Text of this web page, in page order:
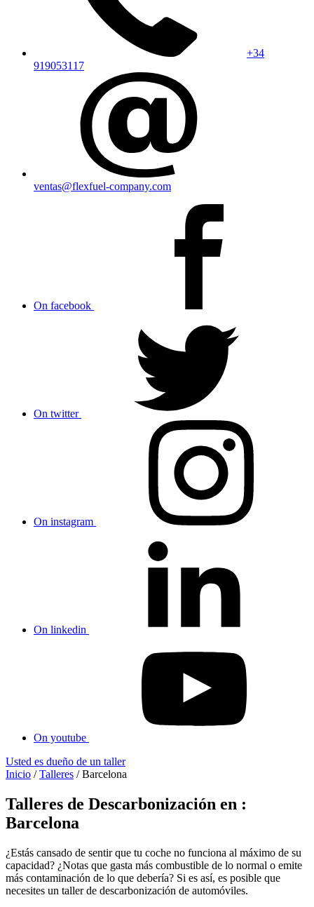
+34
919053117
ventas@flexfuel-company.com
On facebook
On twitter
On instagram
On linkedin
On youtube
Usted es dueño de un taller
Inicio /Talleres /Barcelona
Talleres de Descarbonización en :
Barcelona
¿Estás cansado de sentir que tu coche no funciona al máximo de su
capacidad? ¿Notas que gasta más combustible de lo normal o emite
más contaminación de lo que debería? Si es así, es posible que
necesites un taller de descarbonización de automóviles.